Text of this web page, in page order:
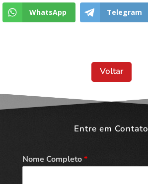
WhatsApp Telegram
Voltar
Entre em Contato
Nome Completo*